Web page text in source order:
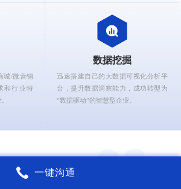
城/微营销
和行业特
数据挖掘
迅速搭建自己的大数据可视化分析平
台，提升数据洞察能力，成功转型为
“数据驱动”的智慧型企业。
锐智互动核心能力
一键沟通